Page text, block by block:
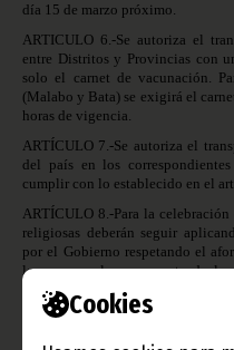
Cookies
día 15 de marzo próximo.
ARTICULO 6.-Se autoriza el
entre Distritos y Provincias con
solo el carnet de vacunación.
(Malabo y Bata) se exigirá el
horas de vigencia.
ARTÍCULO 7.-Se autoriza el
del país en los
cumplir con lo establecido en el
ARTÍCULO 8.-Para la
religiosas deberán seguir
por el Gobierno respetando el
las manos, el uso correcto de
mínimo de 1.5 metros.
ARTÍCULO 9.- Con carácter